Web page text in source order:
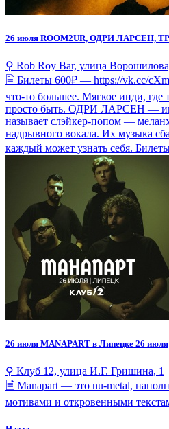
26 июля ROOM2UR, ОДРИ ЛАРСЕН,
⚲ Rob Roy Bar, улица
🗎 Билеты 600₽ — https://vk.cc/
что-то большее. Мягкое инди,
просто быть.​​​​​​​​​​​​​​​​ ОДРИ ЛАРСЕН —
называет слэйкер-попом —
надрывного вокала. Их музыка
каждый может узнать себя.
26 июля MANAPART в Липецке 26 июля
⚲ Клуб 12, улица И.Г. Гришина, 1
🗎 Manapart — это nu-metal,
мотивами и откровенными